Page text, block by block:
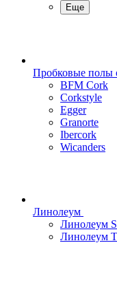
Еще
Пробковые полы
BFM Cork
Corkstyle
Egger
Granorte
Ibercork
Wicanders
Линолеум
Линолеум
Линолеум